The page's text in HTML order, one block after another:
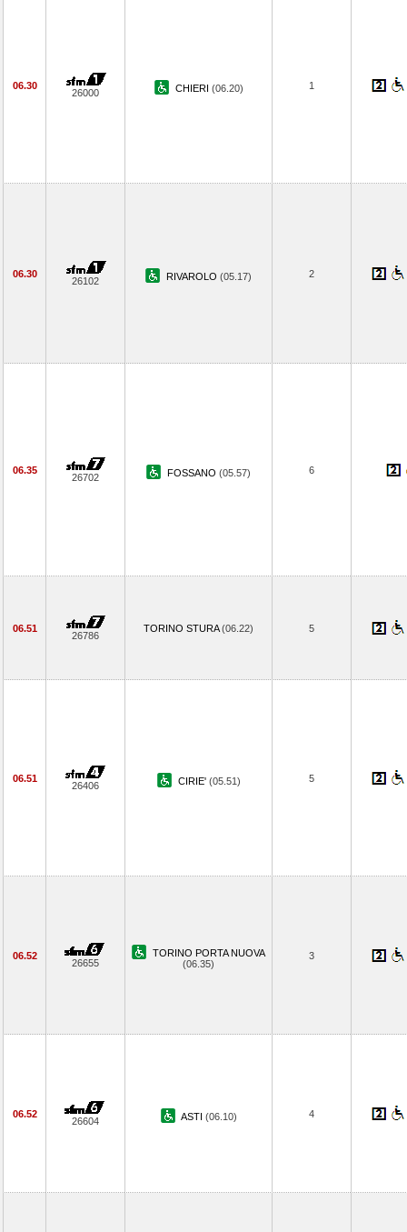
06.30
26000 CHIERI (06.20) 1
06.30
26102 RIVAROLO (05.17) 2
06.35
26702 FOSSANO (05.57) 6
06.51
26786
TORINO STURA(06.22) 5
06.51
26406 CIRIE' (05.51) 5
06.52
26655
TORINO PORTA NUOVA
(06.35)
3
06.52
26604 ASTI (06.10) 4